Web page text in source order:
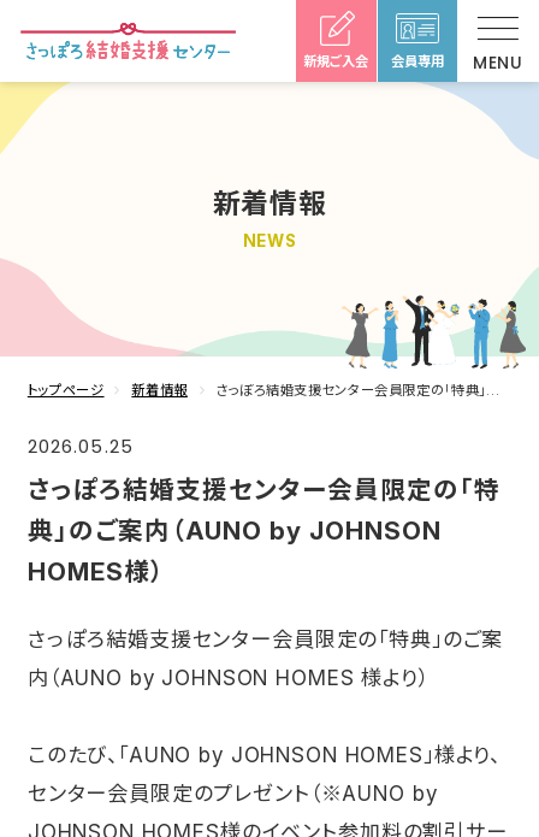
新規ご入会 会員専用
新着情報
NEWS
トップページ 新着情報 さっぽろ結婚支援センター会員限定の「特典」のご案内（AUNO by JOHNSON HOMES様）
2026.05.25
さっぽろ結婚支援センター会員限定の「特
典」のご案内（AUNO by JOHNSON
HOMES様）
さっぽろ結婚支援センター会員限定の「特典」のご案
内（AUNO by JOHNSON HOMES 様より）
このたび、「AUNO by JOHNSON HOMES」様より、
センター会員限定のプレゼント（※AUNO by
JOHNSON HOMES様のイベント参加料の割引サー